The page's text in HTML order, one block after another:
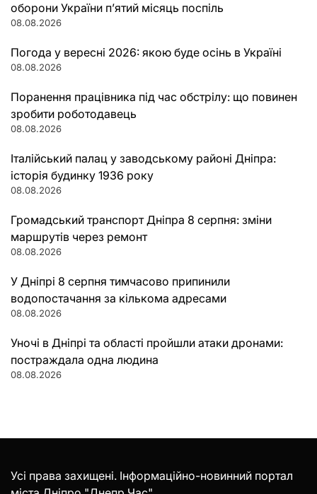
оборони України п’ятий місяць поспіль
08.08.2026
Погода у вересні 2026: якою буде осінь в Україні
08.08.2026
Поранення працівника під час обстрілу: що повинен
зробити роботодавець
08.08.2026
Італійський палац у заводському районі Дніпра:
історія будинку 1936 року
08.08.2026
Громадський транспорт Дніпра 8 серпня: зміни
маршрутів через ремонт
08.08.2026
У Дніпрі 8 серпня тимчасово припинили
водопостачання за кількома адресами
08.08.2026
Уночі в Дніпрі та області пройшли атаки дронами:
постраждала одна людина
08.08.2026
Усі права захищені. Інформаційно-новинний портал